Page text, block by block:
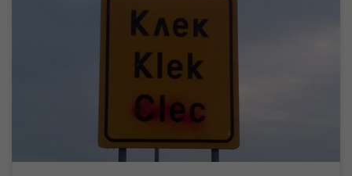
Због квара на уличној водоводној мрежи дошло је до
прекида водоснабдевања у насељеном месту Клек. Одмах по
пријави квара екипе ЈКП „Водовод и канализација“ су изашле
на терен и раде на санацији квара. Планирано је да радови
водоснабдевање у Клеку бити […]